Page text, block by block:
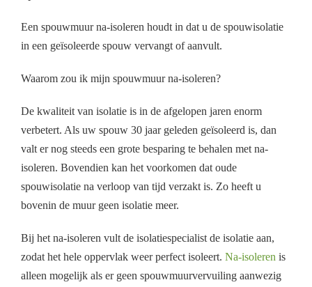
Een spouwmuur na-isoleren houdt in dat u de spouwisolatie
in een geïsoleerde spouw vervangt of aanvult.
Waarom zou ik mijn spouwmuur na-isoleren?
De kwaliteit van isolatie is in de afgelopen jaren enorm
verbetert. Als uw spouw 30 jaar geleden geïsoleerd is, dan
valt er nog steeds een grote besparing te behalen met na-
isoleren. Bovendien kan het voorkomen dat oude
spouwisolatie na verloop van tijd verzakt is. Zo heeft u
bovenin de muur geen isolatie meer.
Bij het na-isoleren vult de isolatiespecialist de isolatie aan,
zodat het hele oppervlak weer perfect isoleert. Na-isoleren is
alleen mogelijk als er geen spouwmuurvervuiling aanwezig